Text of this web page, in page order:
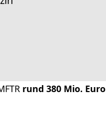
rund 380 Mio. Euro